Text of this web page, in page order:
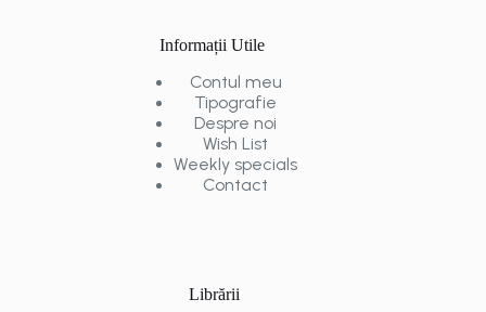
Informații Utile
Contul meu
Tipografie
Despre noi
Wish List
Weekly specials
Contact
Librării